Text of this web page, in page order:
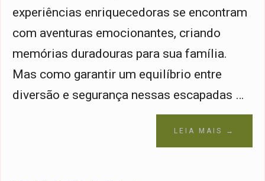
experiências enriquecedoras se encontram
com aventuras emocionantes, criando
memórias duradouras para sua família.
Mas como garantir um equilíbrio entre
diversão e segurança nessas escapadas …
LEIA MAIS →